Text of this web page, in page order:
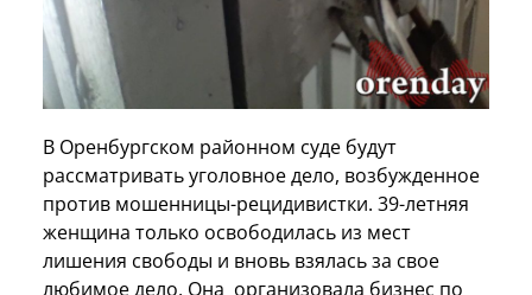
В Оренбургском районном суде будут
рассматривать уголовное дело, возбужденное
против мошенницы-рецидивистки. 39-летняя
женщина только освободилась из мест
лишения свободы и вновь взялась за свое
любимое дело. Она организовала бизнес по